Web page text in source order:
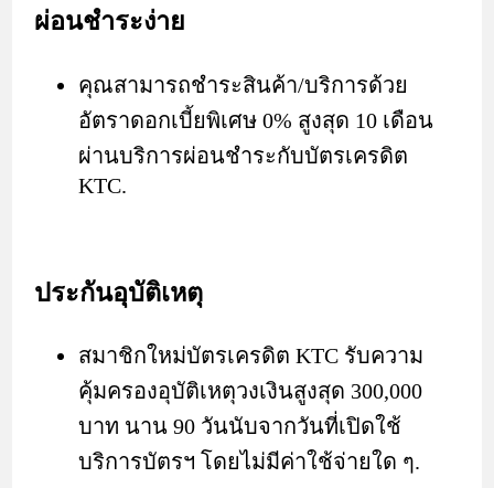
ผ่อนชำระง่าย
คุณสามารถชำระสินค้า/บริการด้วย
อัตราดอกเบี้ยพิเศษ 0% สูงสุด 10 เดือน
ผ่านบริการผ่อนชำระกับบัตรเครดิต
KTC.
ประกันอุบัติเหตุ
สมาชิกใหม่บัตรเครดิต KTC รับความ
คุ้มครองอุบัติเหตุวงเงินสูงสุด 300,000
บาท นาน 90 วันนับจากวันที่เปิดใช้
บริการบัตรฯ โดยไม่มีค่าใช้จ่ายใด ๆ.